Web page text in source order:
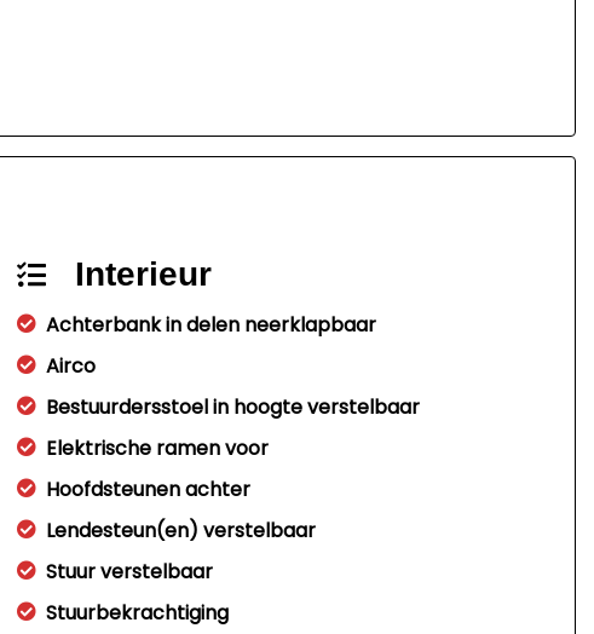
Interieur
Achterbank in delen neerklapbaar
Airco
Bestuurdersstoel in hoogte verstelbaar
Elektrische ramen voor
Hoofdsteunen achter
Lendesteun(en) verstelbaar
Stuur verstelbaar
Stuurbekrachtiging